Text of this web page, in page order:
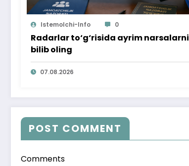
Istemolchi-Info 0
Radarlar to‘g‘risida ayrim narsalarni
bilib oling
07.08.2026
POST COMMENT
Comments